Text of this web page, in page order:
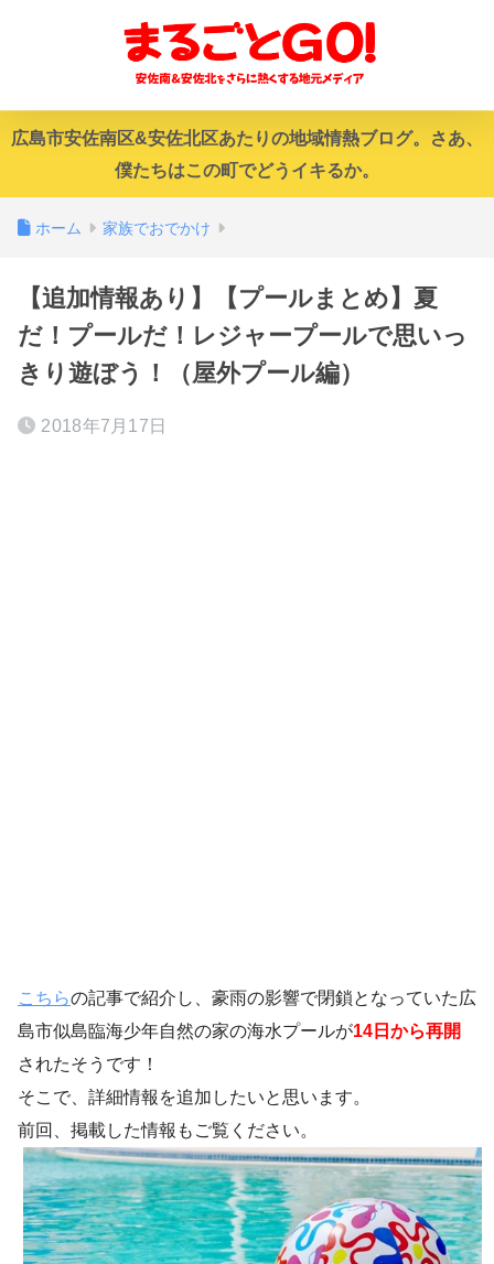
広島市安佐南区&安佐北区あたりの地域情熱ブログ。さあ、
僕たちはこの町でどうイキるか。
ホーム 家族でおでかけ
【追加情報あり】【プールまとめ】夏
だ！プールだ！レジャープールで思いっ
きり遊ぼう！（屋外プール編）
2018年7月17日
こちらの記事で紹介し、豪雨の影響で閉鎖となっていた広
島市似島臨海少年自然の家の海水プールが14日から再開
されたそうです！
そこで、詳細情報を追加したいと思います。
前回、掲載した情報もご覧ください。